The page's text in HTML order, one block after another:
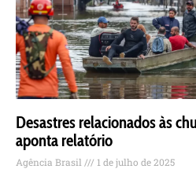
Desastres relacionados às
aponta relatório
Agência Brasil 1 de julho de 2025